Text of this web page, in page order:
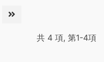
共 4 項, 第1-4項